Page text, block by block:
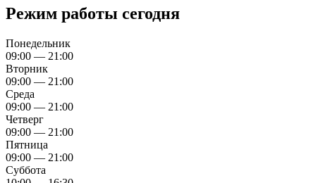
Режим работы сегодня
Понедельник
09:00 — 21:00
Вторник
09:00 — 21:00
Среда
09:00 — 21:00
Четверг
09:00 — 21:00
Пятница
09:00 — 21:00
Суббота